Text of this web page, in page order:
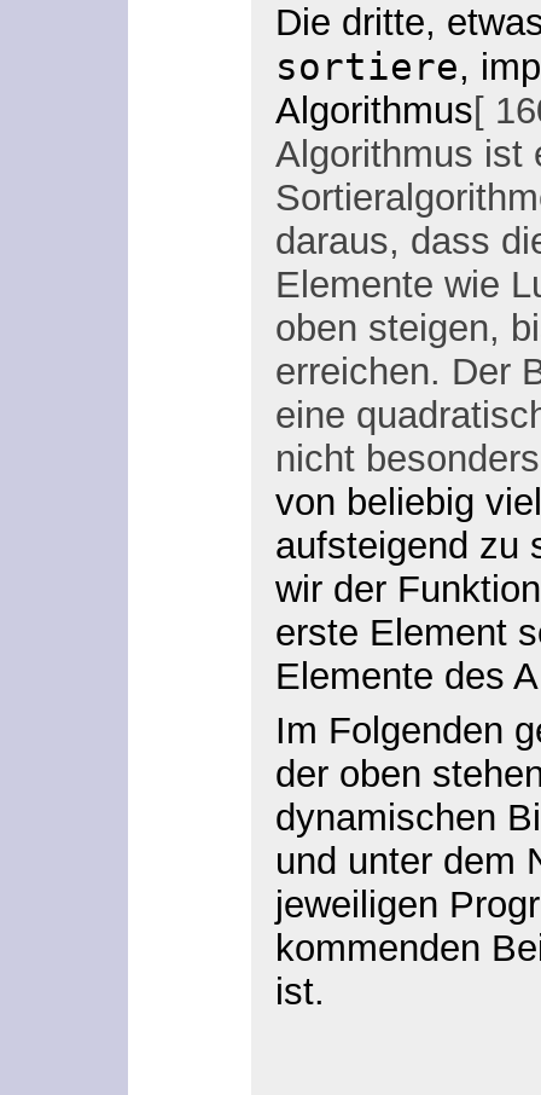
Die dritte,
sortiere,
Algorithmus[
Algorithmus ist
daraus, dass
Elemente wie
oben steigen,
erreichen. Der
eine
nicht
von beliebig
aufsteigend zu
wir der
erste Element
Elemente des
Im Folgenden
der oben
dynamischen
und unter dem
jeweiligen
kommenden
ist.